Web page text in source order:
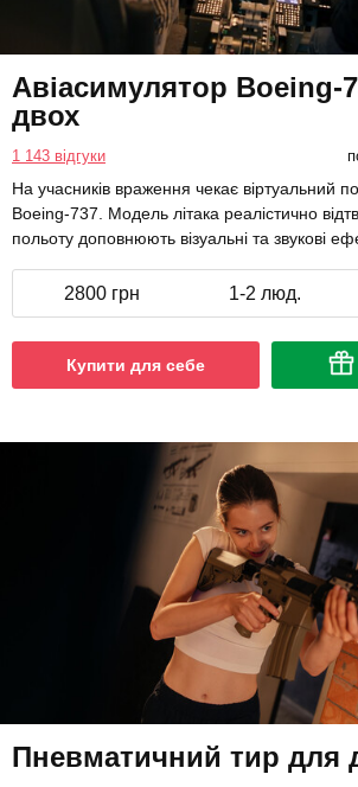
Авіасимулятор Boeing-
двох
1 143 відгуки
На учасників враження чекає віртуальний
Boeing-737. Модель літака реалістично
польоту доповнюють візуальні та звукові
2800 грн 1-2 люд.
Купити для себе
Пневматичний тир для